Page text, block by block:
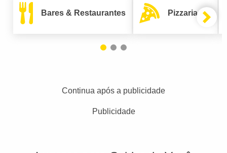
Bares & Restaurantes Pizzarias
Continua após a publicidade
Publicidade